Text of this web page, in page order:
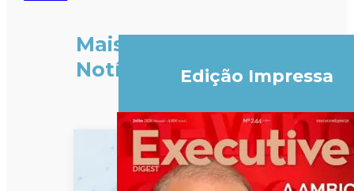
Mais
Notícias
Edição Impressa